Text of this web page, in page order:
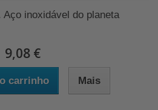
Aço inoxidável do planeta
9,08 €
carrinho Mais